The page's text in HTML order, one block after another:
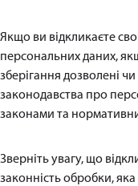
Якщо ви відкликаєте
персональних даних,
зберігання дозволені
законодавства про
законами та
Зверніть увагу, що
законність обробки,